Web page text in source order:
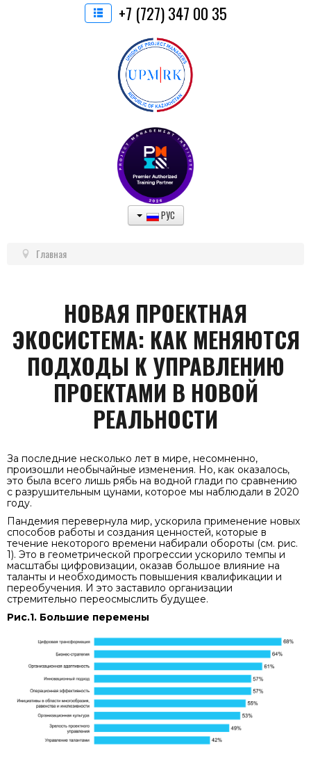
+7 (727) 347 00 35
РУС
Главная
НОВАЯ ПРОЕКТНАЯ
ЭКОСИСТЕМА: КАК МЕНЯЮТСЯ
ПОДХОДЫ К УПРАВЛЕНИЮ
ПРОЕКТАМИ В НОВОЙ
РЕАЛЬНОСТИ
За последние несколько лет в мире, несомненно,
произошли необычайные изменения. Но, как оказалось,
это была всего лишь рябь на водной глади по сравнению
с разрушительным цунами, которое мы наблюдали в 2020
году.
Пандемия перевернула мир, ускорила применение новых
способов работы и создания ценностей, которые в
течение некоторого времени набирали обороты (см. рис.
1). Это в геометрической прогрессии ускорило темпы и
масштабы цифровизации, оказав большое влияние на
таланты и необходимость повышения квалификации и
переобучения. И это заставило организации
стремительно переосмыслить будущее.
Рис.1. Большие перемены